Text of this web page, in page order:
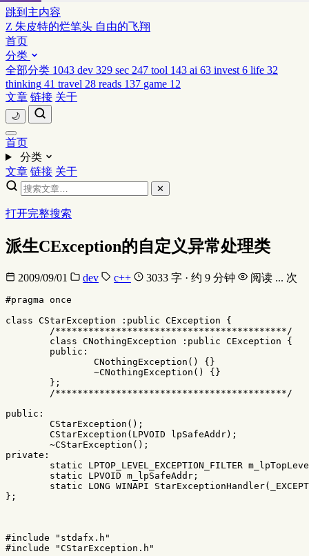
跳到主内容
Z 朱皮特的烂笔头 自由的飞翔
首页
分类
全部分类 1043 dev 329 sec 247 tool 143 ai 63 invest 6 life 32
thinking 41 travel 28 reads 137 game 12
文章 链接 关于
🌙
首页
分类
文章 链接 关于
✕
打开完整搜索
派生CException的自定义异常处理类
2009/09/01 dev c++ 3033 字 · 约 9 分钟 阅读 ... 次
class CStarException : public CException
{
/******************************************/
class CNothingException : public CException
{
public:
CNothingException ()
{}
~CNothingException ()
{}
};
/******************************************/
public:
CStarException ();
CStarException ( LPVOID lpSafeAddr);
~CStarException ();
private:
static
LPTOP_LEVEL_EXCEPTION_FILTER
static
LPVOID m_lpSafeAddr ;
static
LONG WINAPI StarExceptionHandler(
};
#include
"stdafx.h"
#include
"CStarException.h"